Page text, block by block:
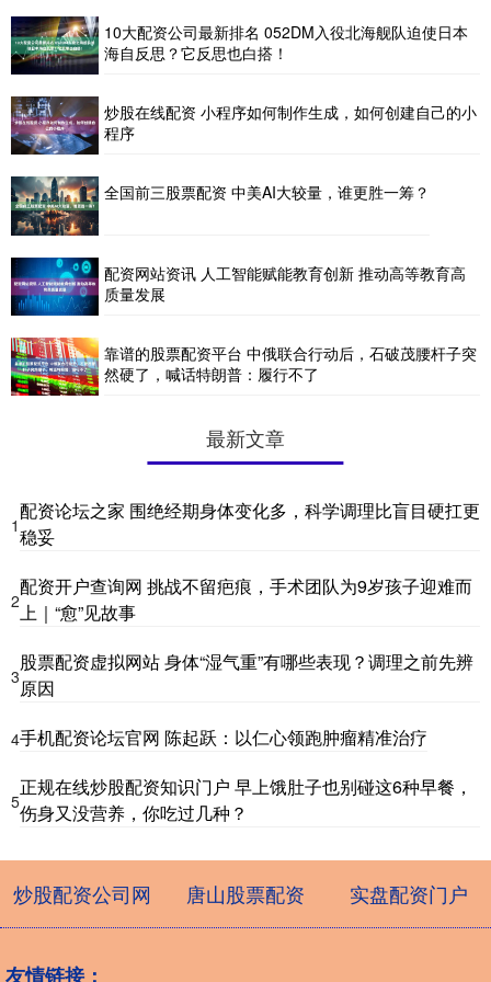
10大配资公司最新排名 052DM入役北海舰队迫使日本
海自反思？它反思也白搭！
炒股在线配资 小程序如何制作生成，如何创建自己的小
程序
全国前三股票配资 中美AI大较量，谁更胜一筹？
配资网站资讯 人工智能赋能教育创新 推动高等教育高
质量发展
靠谱的股票配资平台 中俄联合行动后，石破茂腰杆子突
然硬了，喊话特朗普：履行不了
最新文章
1
配资论坛之家 围绝经期身体变化多，科学调理比盲目硬扛更
稳妥
2
配资开户查询网 挑战不留疤痕，手术团队为9岁孩子迎难而
上｜“愈”见故事
3
股票配资虚拟网站 身体“湿气重”有哪些表现？调理之前先辨
原因
4手机配资论坛官网 陈起跃：以仁心领跑肿瘤精准治疗
5
正规在线炒股配资知识门户 早上饿肚子也别碰这6种早餐，
伤身又没营养，你吃过几种？
炒股配资公司网 唐山股票配资 实盘配资门户
友情链接：